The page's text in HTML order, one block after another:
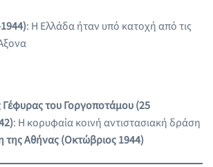
: Η Ελλάδα ήταν υπό κατοχή από τις
Γέφυρας του Γοργοποτάμου (25
: Η κορυφαία κοινή αντιστασιακή δράση
της Αθήνας (Οκτώβριος 1944)